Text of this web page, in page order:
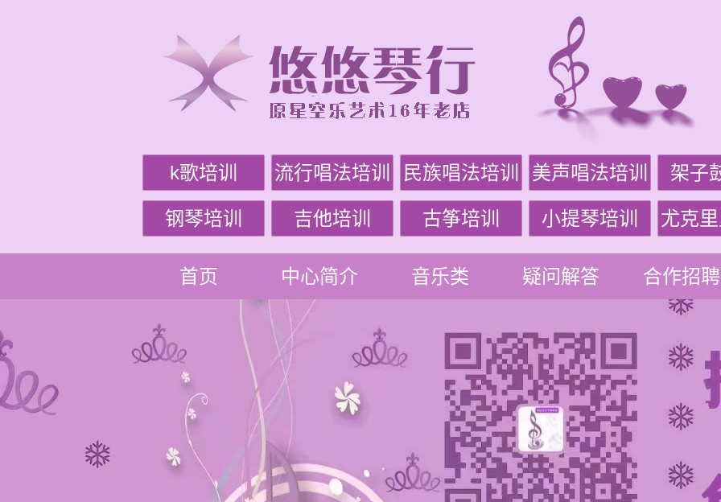
k歌培训 流行唱法培训 民族唱法培训 美声唱法培训 架子
钢琴培训 吉他培训 古筝培训 小提琴培训 尤克
首页 中心简介 音乐类 疑问解答 合作招聘